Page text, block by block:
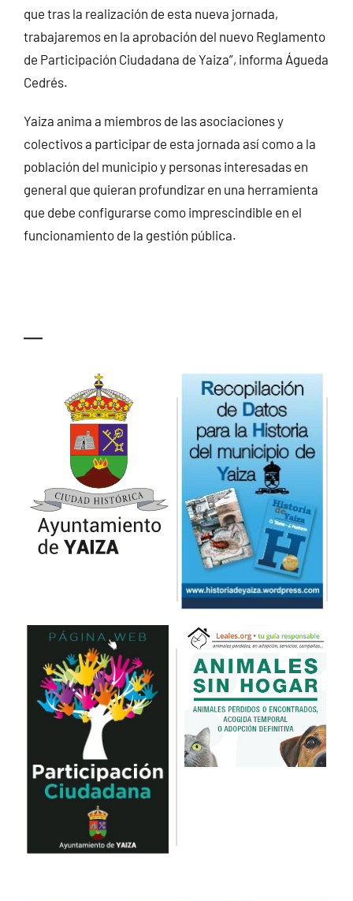
que tras la realización de esta nueva jornada,
trabajaremos en la aprobación del nuevo Reglamento
de Participación Ciudadana de Yaiza”, informa Águeda
Cedrés.
Yaiza anima a miembros de las asociaciones y
colectivos a participar de esta jornada así como a la
población del municipio y personas interesadas en
general que quieran profundizar en una herramienta
que debe configurarse como imprescindible en el
funcionamiento de la gestión pública.
—